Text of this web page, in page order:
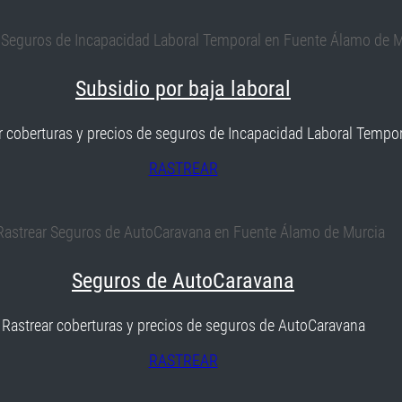
Subsidio por baja laboral
coberturas y precios de seguros de Incapacidad Laboral
RASTREAR
Seguros de AutoCaravana
Rastrear coberturas y precios de seguros de AutoCaravana
RASTREAR